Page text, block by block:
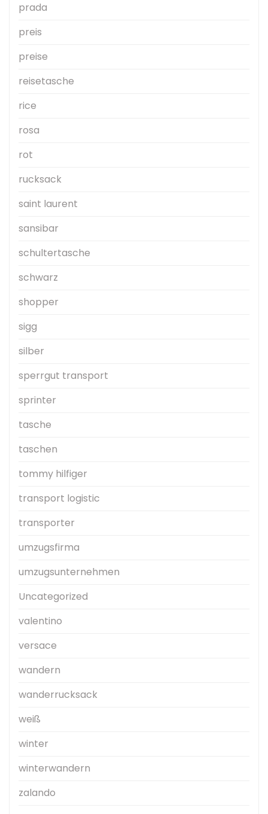
prada
preis
preise
reisetasche
rice
rosa
rot
rucksack
saint laurent
sansibar
schultertasche
schwarz
shopper
sigg
silber
sperrgut transport
sprinter
tasche
taschen
tommy hilfiger
transport logistic
transporter
umzugsfirma
umzugsunternehmen
Uncategorized
valentino
versace
wandern
wanderrucksack
weiß
winter
winterwandern
zalando